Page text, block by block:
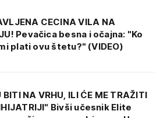
CECINA VILA NA
Pevačica besna i očajna: "Ko
plati ovu štetu?" (VIDEO)
BITI NA VRHU, ILI ĆE ME TRAŽITI
Bivši učesnik Elite